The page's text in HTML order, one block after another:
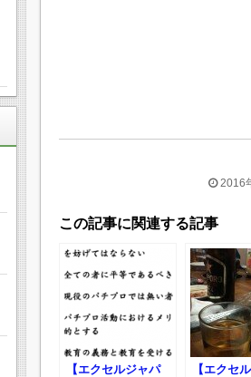
2016
この記事に関連する記事
【エクセルジャパ 【エクセ